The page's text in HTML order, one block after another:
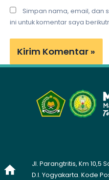
Simpan nama, email, dan
ini untuk komentar saya
Jl. Parangtritis, Km 10,5
D.I. Yogyakarta. Kode